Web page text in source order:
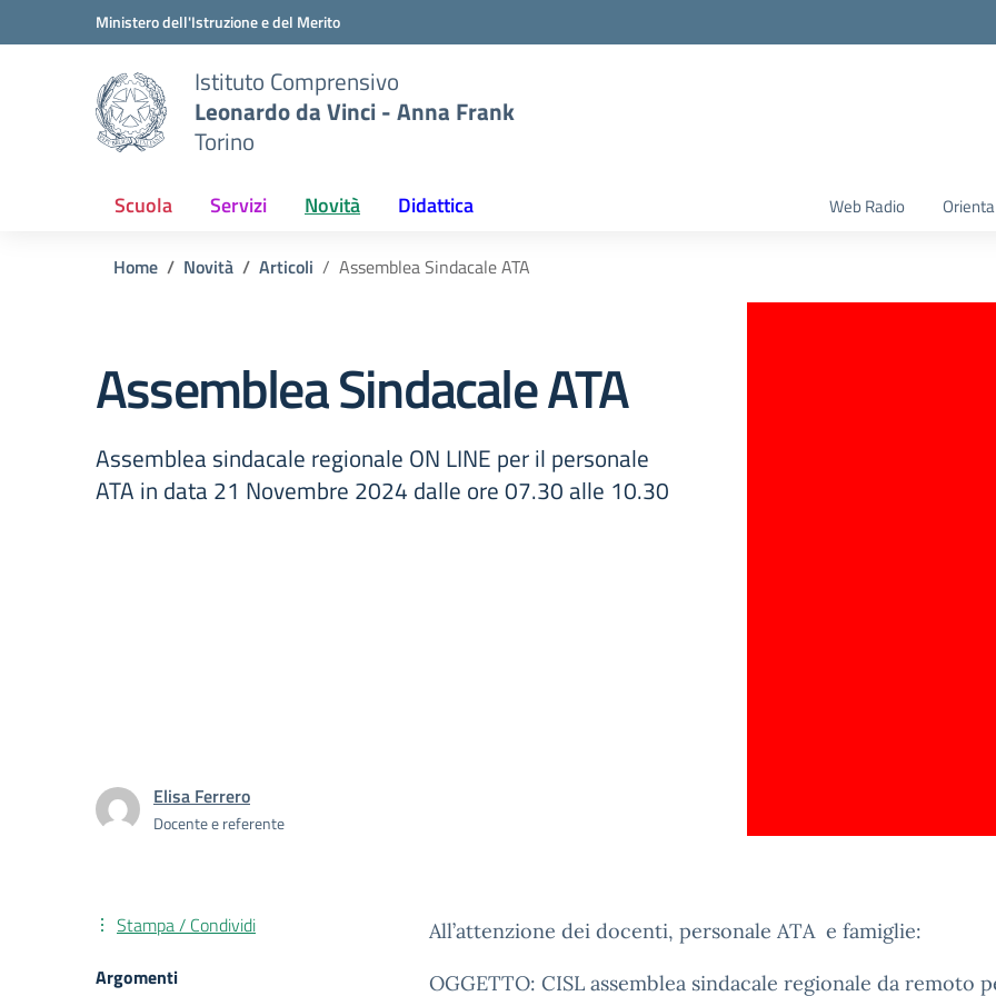
Vai ai contenuti
Vai al menu di navigazioneMinistero dell'Istruzione e del Merito
Istituto Comprensivo
Leonardo da Vinci - Anna Frank
Torino
Scuola Servizi Novità Didattica Web Radio
Home Novità Articoli Assemblea Sindacale ATA
Assemblea Sindacale ATA
Assemblea sindacale regionale ON LINE per il personale
ATA in data 21 Novembre 2024 dalle ore 07.30 alle 10.30
Elisa Ferrero
Docente e referente
All’attenzione dei docenti, personale ATA e famiglie:
OGGETTO: CISL assemblea sindacale regionale da remoto
Stampa / Condividi
Argomenti